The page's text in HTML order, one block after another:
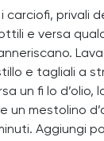
i carciofi, privali
e versa
e tagliali a
un fi lo d’olio,
un mestolino
Aggiungi